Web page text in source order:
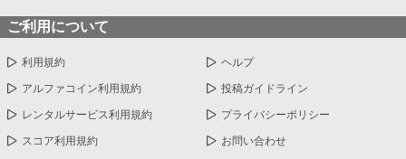
ご利用について
利用規約 ヘルプ
アルファコイン利用規約 投稿ガイドライン
レンタルサービス利用規約 プライバシーポリシー
スコア利用規約 お問い合わせ